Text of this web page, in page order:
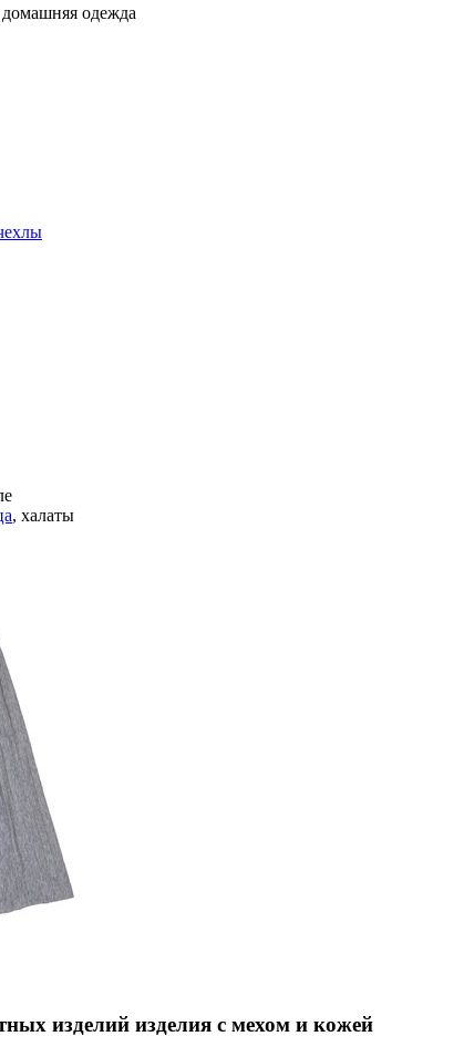
одежда
, халаты
изделий изделия с мехом и кожей